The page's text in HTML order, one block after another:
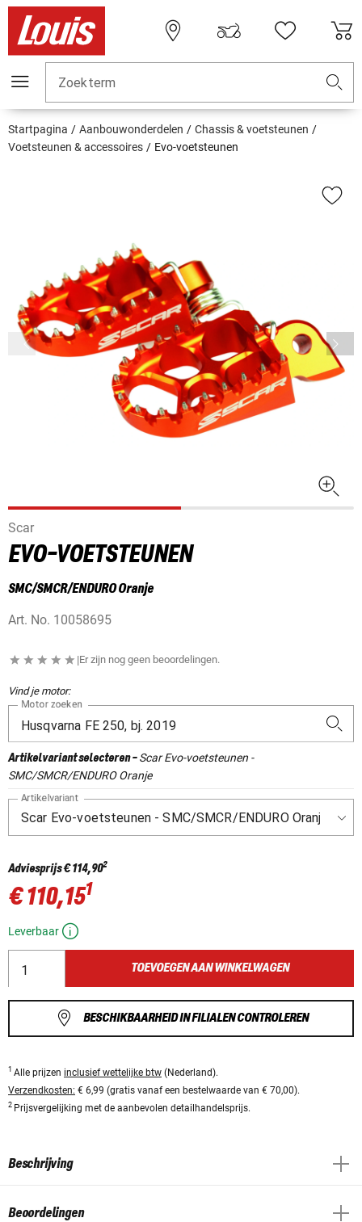
Zoekterm
Startpagina Aanbouwonderdelen
Chassis & voetsteunen
Voetsteunen & accessoires
Evo-voetsteunen
Scar
EVO-VOETSTEUNEN
SMC/SMCR/ENDURO Oranje
Art. No. 10058695
|Er zijn nog geen beoordelingen.
Vind je motor:
Motor zoeken
Artikelvariant selecteren-Scar Evo-voetsteunen -
SMC/SMCR/ENDURO Oranje
Artikelvariant
Adviesprijs€ 114,902
€ 110,151
Leverbaar
TOEVOEGEN AAN WINKELWAGEN
BESCHIKBAARHEID IN FILIALEN CONTROLEREN
1 Alle prijzen inclusief wettelijke btw (Nederland).
Verzendkosten: € 6,99 (gratis vanaf een bestelwaarde van € 70,00).
2 Prijsvergelijking met de aanbevolen detailhandelsprijs.
Beschrijving
Beoordelingen